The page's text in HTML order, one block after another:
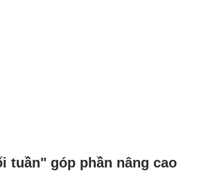
tuần" góp phần nâng cao